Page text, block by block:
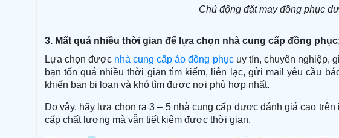
Chủ động đặt may đồng phục
3. Mất quá nhiều thời gian để lựa chọn nhà cung cấp đồng phục:
Lựa chọn được nhà cung cấp áo đồng phụcuy tín, chuyên nghiệp,
bạn tốn quá nhiều thời gian tìm kiếm, liên lạc, gửi mail yêu cầu
khiến bạn bị loạn và khó tìm được nơi phù hợp nhất.
Do vậy, hãy lựa chọn ra 3 – 5 nhà cung cấp được đánh giá cao
cấp chất lượng mà vẫn tiết kiệm được thời gian.